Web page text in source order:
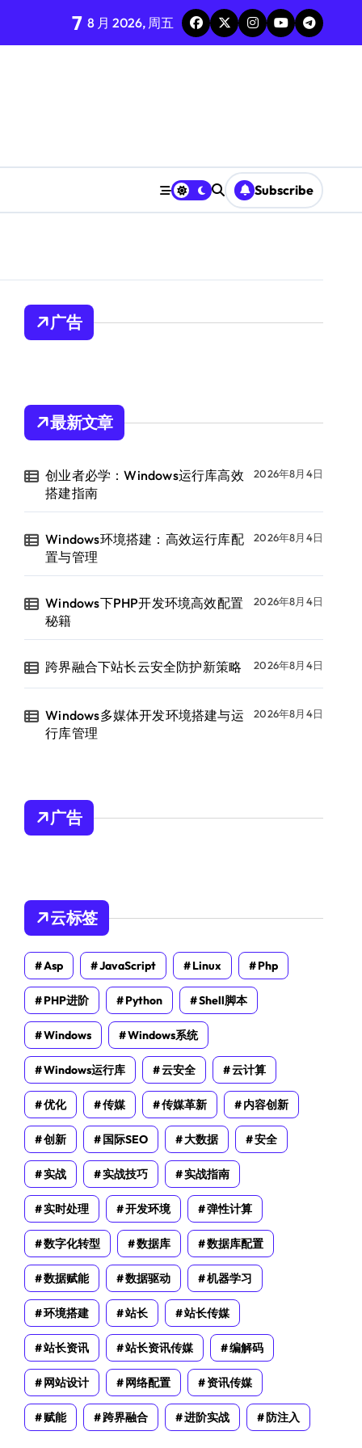
7 8 月 2026, 周五
Subscribe
广告
最新文章
创业者必学：Windows运行库高效
搭建指南
2026年8月4日
Windows环境搭建：高效运行库配
置与管理
2026年8月4日
Windows下PHP开发环境高效配置
秘籍
2026年8月4日
跨界融合下站长云安全防护新策略 2026年8月4日
Windows多媒体开发环境搭建与运
行库管理
2026年8月4日
广告
云标签
Asp JavaScript Linux Php
PHP进阶 Python Shell脚本
Windows Windows系统
Windows运行库 云安全 云计算
优化 传媒 传媒革新 内容创新
创新 国际SEO 大数据 安全
实战 实战技巧 实战指南
实时处理 开发环境 弹性计算
数字化转型 数据库 数据库配置
数据赋能 数据驱动 机器学习
环境搭建 站长 站长传媒
站长资讯 站长资讯传媒 编解码
网站设计 网络配置 资讯传媒
赋能 跨界融合 进阶实战 防注入